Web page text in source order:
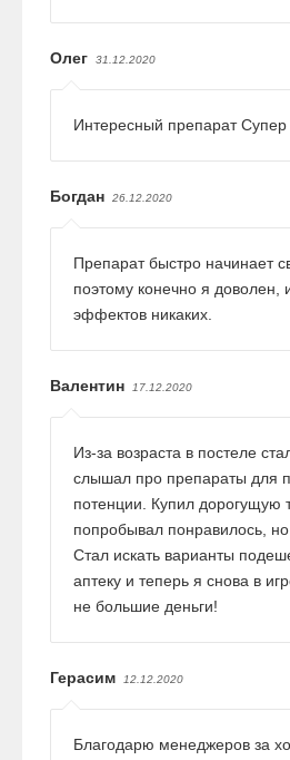
Олег 31.12.2020
Интересный препарат Супер
Богдан 26.12.2020
Препарат быстро начинает
поэтому конечно я доволен,
эффектов никаких.
Валентин 17.12.2020
Из-за возраста в постеле
слышал про препараты для
потенции. Купил дорогущую
попробывал понравилось,
Стал искать варианты
аптеку и теперь я снова в
не большие деньги!
Герасим 12.12.2020
Благодарю менеджеров за